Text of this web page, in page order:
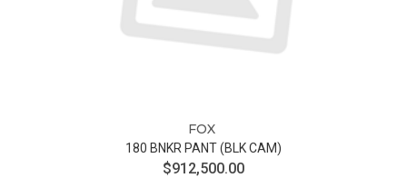
FOX
180 BNKR PANT (BLK CAM)
$912,500.00